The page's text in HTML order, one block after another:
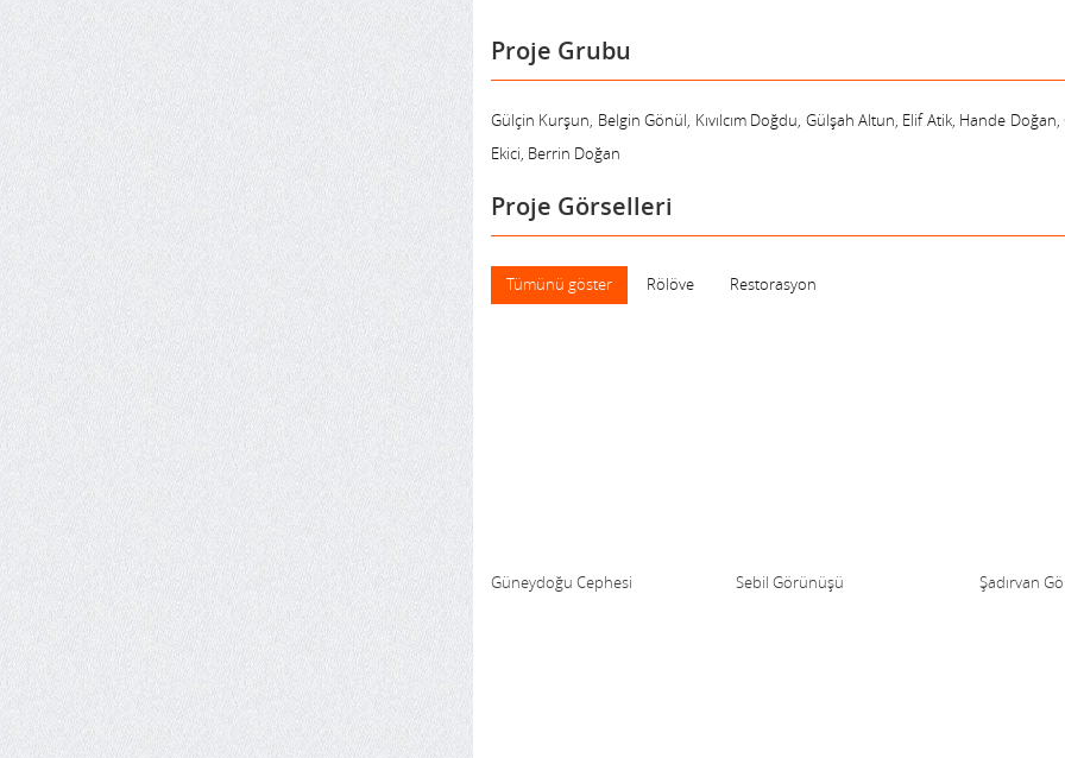
Proje Grubu
Gülçin Kurşun, Belgin Gönül, Kıvılcım Doğdu, Gülşah Altun, Elif Atik, Hande
Ekici, Berrin Doğan
Proje Görselleri
Tümünü göster Rölöve Restorasyon
Güneydoğu Cephesi Sebil Görünüşü Şadırvan